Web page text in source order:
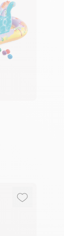
Ajouter